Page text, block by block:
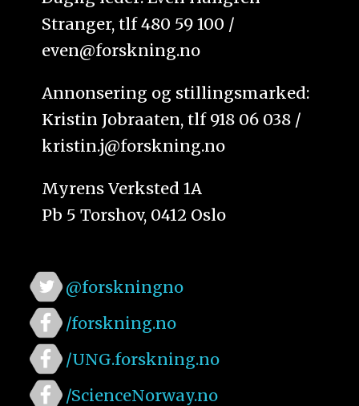
Stranger, tlf 480 59 100 /
even@forskning.no
Annonsering og stillingsmarked:
Kristin Jobraaten, tlf 918 06 038 /
kristin.j@forskning.no
Myrens Verksted 1A
Pb 5 Torshov, 0412 Oslo
@forskningno
/forskning.no
/UNG.forskning.no
/ScienceNorway.no